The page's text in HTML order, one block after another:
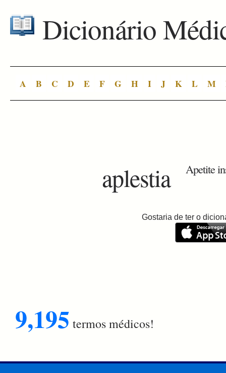
Dicionário
A B C D E F G H I J K L M
aplestia Apetite
Gostaria de ter o
9,195 termos médicos!